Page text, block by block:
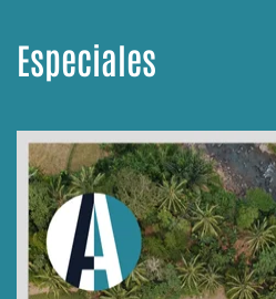
Especiales